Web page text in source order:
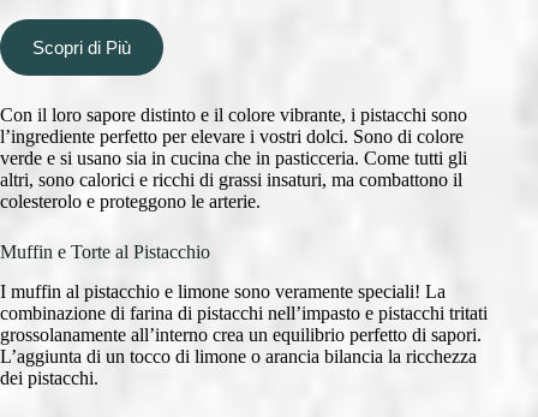
Scopri di Più
Con il loro sapore distinto e il colore vibrante, i pistacchi sono
l’ingrediente perfetto per elevare i vostri dolci. Sono di colore
verde e si usano sia in cucina che in pasticceria. Come tutti gli
altri, sono calorici e ricchi di grassi insaturi, ma combattono il
colesterolo e proteggono le arterie.
Muffin e Torte al Pistacchio
I muffin al pistacchio e limone sono veramente speciali! La
combinazione di farina di pistacchi nell’impasto e pistacchi tritati
grossolanamente all’interno crea un equilibrio perfetto di sapori.
L’aggiunta di un tocco di limone o arancia bilancia la ricchezza
dei pistacchi.